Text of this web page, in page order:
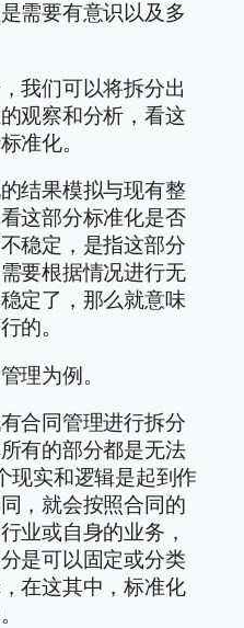
需要有意识以及多
我们可以将拆分出
观察和分析，看这
准化。
结果模拟与现有整
这部分标准化是否
稳定，是指这部分
要根据情况进行无
定了，那么就意味
的。
理为例。
合同管理进行拆分
有的部分都是无法
现实和逻辑是起到作
，就会按照合同的
业或自身的业务，
是可以固定或分类
在这其中，标准化